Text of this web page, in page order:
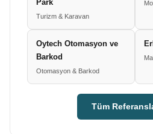
Park
Turizm & Karavan
Oytech Otomasyon ve
Barkod
Otomasyon & Barkod
Tüm